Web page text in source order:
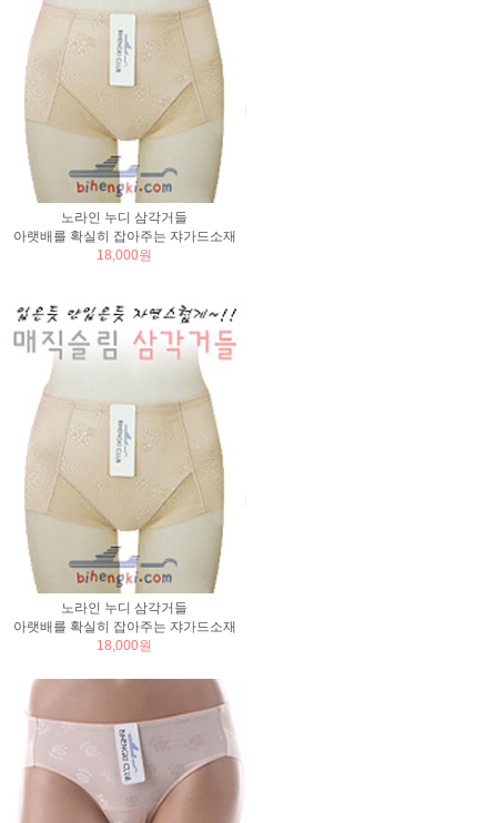
노라인 누디 삼각거들
아랫배를 확실히 잡아주는 쟈가드소재
18,000원
노라인 누디 삼각거들
아랫배를 확실히 잡아주는 쟈가드소재
18,000원